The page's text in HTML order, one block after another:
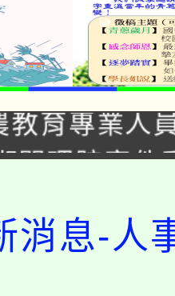
教案入校路
教育專業人
間理賠案件
學年度第
師甄選結果
保險知識
消息-人